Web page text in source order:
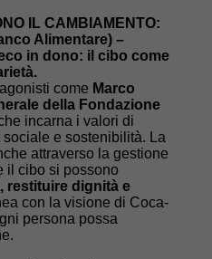
IL CAMBIAMENTO:
Alimentare) –
in dono: il cibo come
come Marco
della Fondazione
incarna i valori di
e sostenibilità. La
attraverso la gestione
il cibo si possono
restituire dignità e
con la visione di Coca-
persona possa